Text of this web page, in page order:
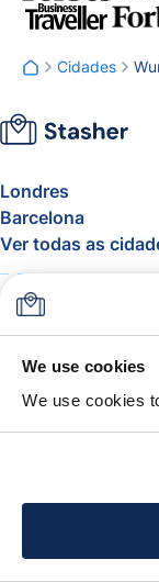
We use cookies
We use cookies
Cidades
Londres
Barcelona
Ver todas as
Sobre
FAQ
Blogue
Franquia de
A Garantia Stasher
Obtém a app